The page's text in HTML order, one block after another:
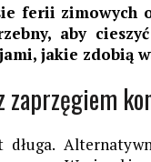
ferii zimowych
aby
jakie zdobią
zaprzęgiem
długa.